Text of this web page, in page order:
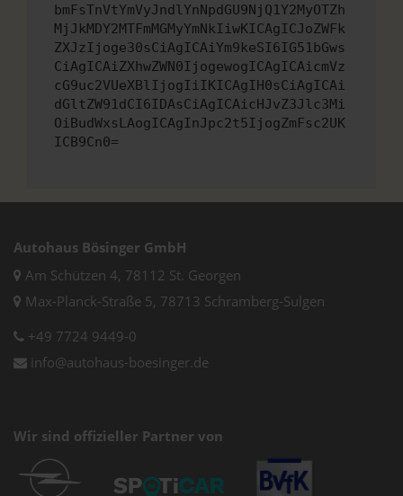
bmFsTnVtYmVyJndlYnNpdGU9NjQ1Y2MyOTZh
MjJkMDY2MTFmMGMyYmNkIiwKICAgICJoZWFk
ZXJzIjoge30sCiAgICAiYm9keSI6IG51bGws
CiAgICAiZXhwZWN0IjogewogICAgICAicmVz
cG9uc2VUeXBlIjogIiIKICAgIH0sCiAgICAi
dGltZW91dCI6IDAsCiAgICAicHJvZ3Jlc3Mi
OiBudWxsLAogICAgInJpc2t5IjogZmFsc2UK
ICB9Cn0=
Autohaus Bösinger GmbH
Am Schützen 4, 78112 St. Georgen
Max-Planck-Straße 5, 78713 Schramberg-Sulgen
+49 7724 9449-0
info@autohaus-boesinger.de
Wir sind offizieller Partner von